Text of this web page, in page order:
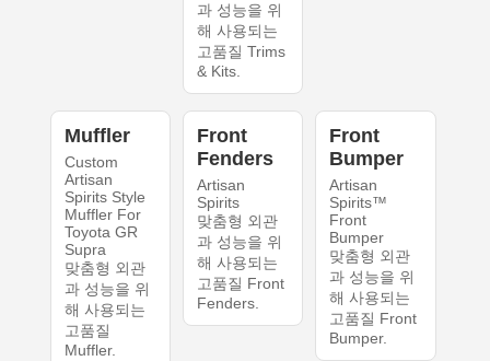
과 성능을 위
해 사용되는
고품질 Trims
& Kits.
Muffler
Custom
Artisan
Spirits Style
Muffler For
Toyota GR
Supra
맞춤형 외관
과 성능을 위
해 사용되는
고품질
Muffler.
Front
Fenders
Artisan
Spirits
맞춤형 외관
과 성능을 위
해 사용되는
고품질 Front
Fenders.
Front
Bumper
Artisan
Spirits™
Front
Bumper
맞춤형 외관
과 성능을 위
해 사용되는
고품질 Front
Bumper.